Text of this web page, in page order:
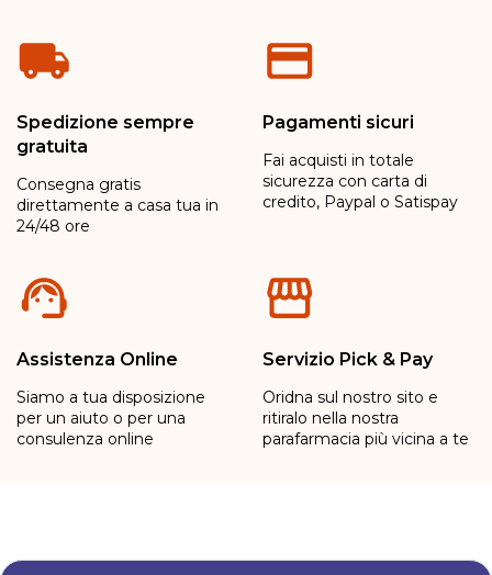
Spedizione sempre
gratuita
Consegna gratis
direttamente a casa tua in
24/48 ore
Pagamenti sicuri
Fai acquisti in totale
sicurezza con carta di
credito, Paypal o Satispay
Assistenza Online
Siamo a tua disposizione
per un aiuto o per una
consulenza online
Servizio Pick & Pay
Oridna sul nostro sito e
ritiralo nella nostra
parafarmacia più vicina a te